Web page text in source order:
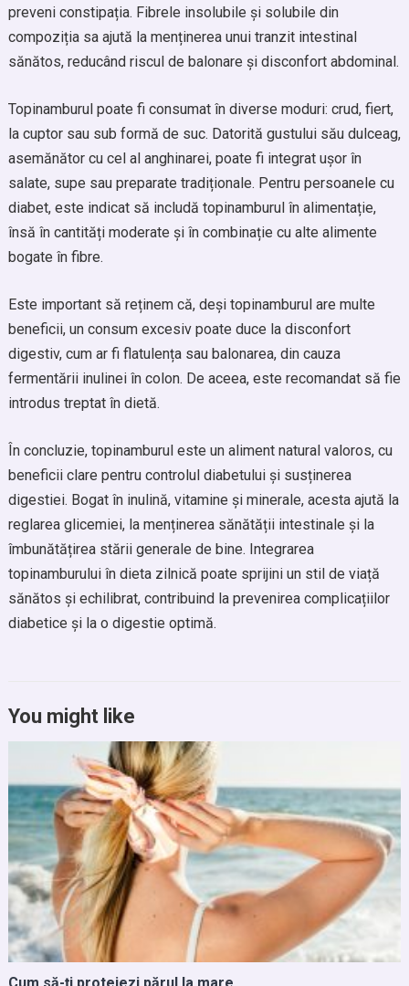
preveni constipația. Fibrele insolubile și solubile din
compoziția sa ajută la menținerea unui tranzit intestinal
sănătos, reducând riscul de balonare și disconfort abdominal.
Topinamburul poate fi consumat în diverse moduri: crud, fiert,
la cuptor sau sub formă de suc. Datorită gustului său dulceag,
asemănător cu cel al anghinarei, poate fi integrat ușor în
salate, supe sau preparate tradiționale. Pentru persoanele cu
diabet, este indicat să includă topinamburul în alimentație,
însă în cantități moderate și în combinație cu alte alimente
bogate în fibre.
Este important să reținem că, deși topinamburul are multe
beneficii, un consum excesiv poate duce la disconfort
digestiv, cum ar fi flatulența sau balonarea, din cauza
fermentării inulinei în colon. De aceea, este recomandat să fie
introdus treptat în dietă.
În concluzie, topinamburul este un aliment natural valoros, cu
beneficii clare pentru controlul diabetului și susținerea
digestiei. Bogat în inulină, vitamine și minerale, acesta ajută la
reglarea glicemiei, la menținerea sănătății intestinale și la
îmbunătățirea stării generale de bine. Integrarea
topinamburului în dieta zilnică poate sprijini un stil de viață
sănătos și echilibrat, contribuind la prevenirea complicațiilor
diabetice și la o digestie optimă.
You might like